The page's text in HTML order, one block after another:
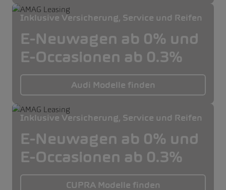
Inklusive Versicherung, Service und Reifen
E-Neuwagen ab 0% und
E-Occasionen ab 0.3%
Audi Modelle finden
Inklusive Versicherung, Service und Reifen
E-Neuwagen ab 0% und
E-Occasionen ab 0.3%
CUPRA Modelle finden